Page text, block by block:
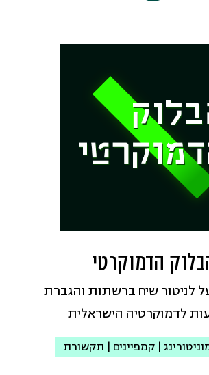
ושכונות שסבלו מהדתה
דתיות ליישוב והן בשל מאמצים
על ידי השלטון המקומי
ברחבי הארץ – מכפר ורדים ועד
חינוך ממלכתי חילוני ומרחב
מגמת ההדתה במערכת החינוך
בצבא ובמרחב הציבורי בכלל.
מטרות העמותה:
בקרב הציבור למגמת
ההדתה
החילונית בציבוריות
הדמוקרטי
לניטור שיח ברשתות והגברת
לדמוקרטיה הישראלית
| קמפיינים | תקשורת